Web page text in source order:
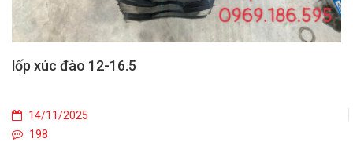
lốp xúc đào 12-16.5
14/11/2025
198